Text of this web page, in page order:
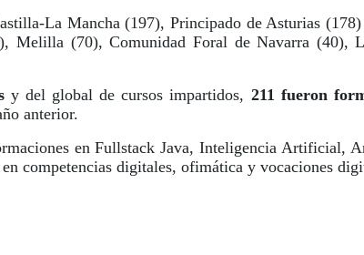
La Mancha (197), Principado de Asturias
Melilla (70), Comunidad Foral de Navarra
y del global de cursos impartidos, 211 fueron
anterior.
en Fullstack Java, Inteligencia Artificial,
competencias digitales, ofimática y vocaciones